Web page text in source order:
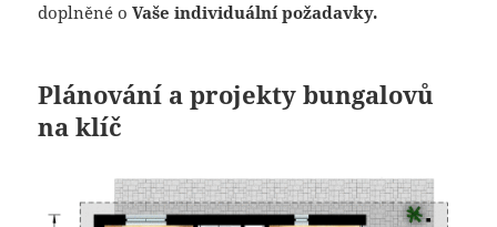
doplněné oVaše individuální požadavky.
Plánování a projekty bungalovů
na klíč